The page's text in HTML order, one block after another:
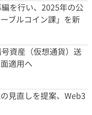
を行い、2025年の公
ブルコイン課」を新
資産（仮想通貨）送
適用へ
見直しを提案、Web3